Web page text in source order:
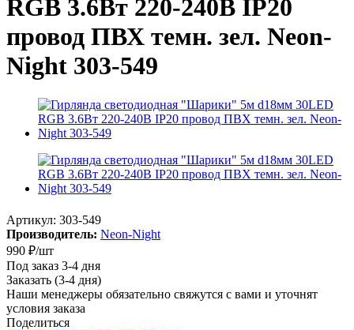
RGB 3.6Вт 220-240В IP20
провод ПВХ темн. зел. Neon-
Night 303-549
Артикул: 303-549
Производитель: Neon-Night
990 ₽/шт
Под заказ 3-4 дня
Заказать (3-4 дня)
Наши менеджеры обязательно свяжутся с вами и уточнят
условия заказа
Поделиться